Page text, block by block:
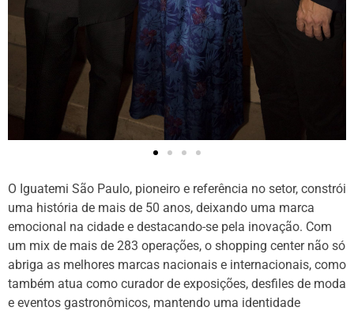
O Iguatemi São Paulo, pioneiro e referência no setor, constrói
uma história de mais de 50 anos, deixando uma marca
emocional na cidade e destacando-se pela inovação. Com
um mix de mais de 283 operações, o shopping center não só
abriga as melhores marcas nacionais e internacionais, como
também atua como curador de exposições, desfiles de moda
e eventos gastronômicos, mantendo uma identidade